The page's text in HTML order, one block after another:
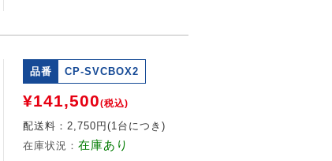
品番 CP-SVCBOX2
¥141,500(税込)
配送料： 2,750円(1台につき)
在庫状況： 在庫あり